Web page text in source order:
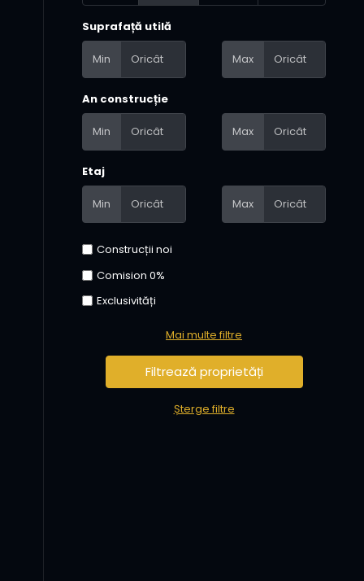
Suprafață utilă
Min Max
An construcție
Min Max
Etaj
Min Max
Construcții noi
Comision 0%
Exclusivități
Mai multe filtre
Șterge filtre